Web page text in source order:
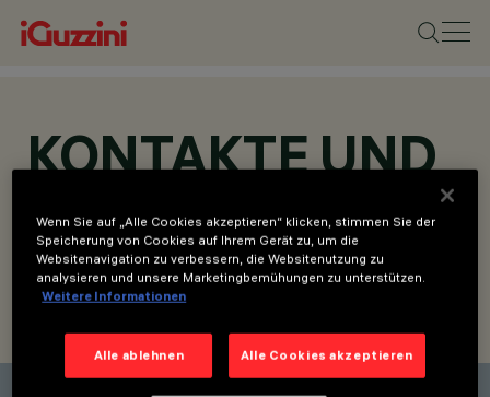
KONTAKTE UND
STANDORTE
KONTAKT SUCHEN ANFRAGE SENDEN
Wenn Sie auf „Alle Cookies akzeptieren“ klicken, stimmen Sie der
Speicherung von Cookies auf Ihrem Gerät zu, um die
Websitenavigation zu verbessern, die Websitenutzung zu
analysieren und unsere Marketingbemühungen zu unterstützen.
Weitere Informationen
Alle ablehnen Alle Cookies akzeptieren